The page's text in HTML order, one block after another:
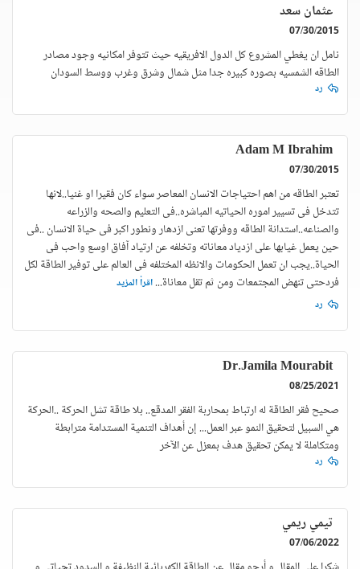
عثمان سعد
07/30/2015
نامل ان يغطي المشروع كل الدول الافريقيه حيث تتوفر امكانيه وجود مصادر
الطاقه الشمسيه بصوره كبيره جدا مثل شمال وشرق وغرب ووسط السودان
رد
Adam M Ibrahim
07/30/2015
تعتبر الطاقه من اهم احتياجات الانسان المعاصر سواء كان فقيرا او غنيا..لانها
تتدخل فى تسيير اموره الحياتيه المباشره..فى التعليم والصحه والزراعه
والصناعه..استدانة الطاقه ووفرتها تعنى ازدهار ونطور اكبر فى حياة الانسان ..فى
حين يعمل غيابها على ازدياد معاناته وتخلفه عن ارتياد آفاق اوسع واحب فى
الحياة..يجب ان تعمل الحكومات والانظه المختلفه فى العالم على توفير الطاقة لكل
فردحتى تنهض المجتمعات ومن ثم تقل معاناة...اقرأ المزيد
رد
Dr.Jamila Mourabit
08/25/2021
صحيح فقر الطاقة له ارتباط بمحاربة الفقر المدقع.. بلا طاقة تشل الحركة ..الحركة
هي السبيل لتحقيق النمو عبر العمل... إن أهداف التنمية المستدامة مترابطة
ومتكاملة لا يمكن تحقيق هدف بمعزل عن الآخر
رد
تيمي ريمي
07/06/2022